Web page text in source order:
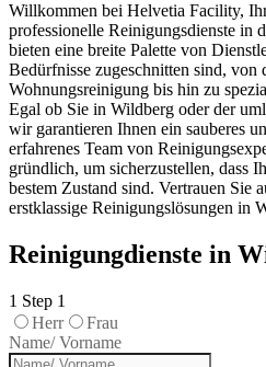
Willkommen bei Helvetia Facility,
professionelle Reinigungsdienste in
bieten eine breite Palette von
Bedürfnisse zugeschnitten sind, von
Wohnungsreinigung bis hin zu
Egal ob Sie in Wildberg oder der
wir garantieren Ihnen ein sauberes
erfahrenes Team von
gründlich, um sicherzustellen, dass
bestem Zustand sind. Vertrauen Sie
erstklassige Reinigungslösungen in
Reinigungdienste in
1 Step 1
Herr
Frau
Name/ Vorname